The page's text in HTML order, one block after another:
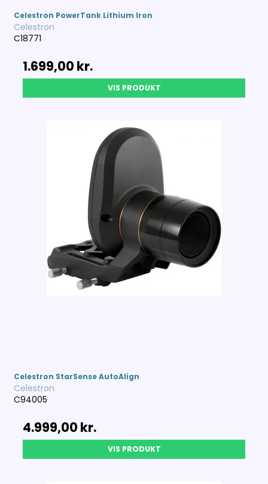
Celestron PowerTank Lithium Iron
Celestron
C18771
1.699,00 kr.
VIS PRODUKT
Celestron StarSense AutoAlign
Celestron
C94005
4.999,00 kr.
VIS PRODUKT